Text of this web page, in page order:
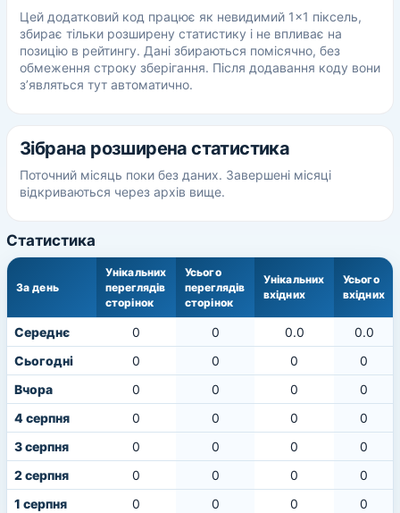
Цей додатковий код працює як невидимий 1×1 піксель,
збирає тільки розширену статистику і не впливає на
позицію в рейтингу. Дані збираються помісячно, без
обмеження строку зберігання. Після додавання коду вони
з’являться тут автоматично.
Зібрана розширена статистика
Поточний місяць поки без даних. Завершені місяці
відкриваються через архів вище.
Статистика
За день
Унікальних
переглядів
сторінок
Усього
переглядів
сторінок
Унікальних
вхідних
Усього
вхідних
Середнє 0 0 0.0
0.0
Сьогодні
0 0 0
0
Вчора
0 0 0
0
4 серпня
0 0 0
0
3 серпня
0 0 0
0
2 серпня
0 0 0
0
1 серпня
0 0 0
0